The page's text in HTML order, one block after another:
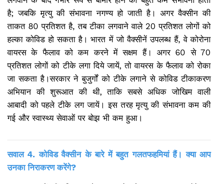
है; जबकि मृत्यु की संभावना नगण्य हो जाती है। अगर वैक्सीन की
ताकत 80 प्रतिशत है, तब टीका लगवाने वाले 20 प्रतिशत लोगों को
हल्का कोविड हो सकता है। भारत में जो वैक्सीनें उपलब्ध हैं, वे कोरोना
वायरस के फैलाव को कम करने में सक्षम हैं। अगर 60 से 70
प्रतिशत लोगों को टीके लगा दिये जायें, तो वायरस के फैलाव को रोका
जा सकता है।सरकार ने बुजुर्गों को टीके लगाने से कोविड टीकाकरण
अभियान की शुरूआत की थी, ताकि सबसे अधिक जोखिम वाली
आबादी को पहले टीके लग जायें। इस तरह मृत्यु की संभावना कम की
गई और स्वास्थ्य सेवाओं पर बोझ भी कम हुआ।
सवाल 4. कोविड वैक्सीन के बारे में बहुत गलतफहमियां हैं। क्या आप
उनका निराकरण करेंगे?